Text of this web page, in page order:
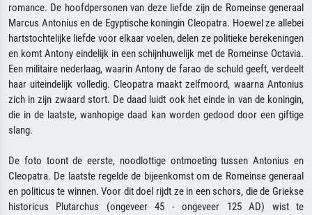
romance. De hoofdpersonen van deze liefde zijn de Romeinse generaal
Marcus Antonius en de Egyptische koningin Cleopatra. Hoewel ze allebei
hartstochtelijke liefde voor elkaar voelen, delen ze politieke berekeningen
en komt Antony eindelijk in een schijnhuwelijk met de Romeinse Octavia.
Een militaire nederlaag, waarin Antony de farao de schuld geeft, verdeelt
haar uiteindelijk volledig. Cleopatra maakt zelfmoord, waarna Antonius
zich in zijn zwaard stort. De daad luidt ook het einde in van de koningin,
die in de laatste, wanhopige daad kan worden gedood door een giftige
slang.
De foto toont de eerste, noodlottige ontmoeting tussen Antonius en
Cleopatra. De laatste regelde de bijeenkomst om de Romeinse generaal
en politicus te winnen. Voor dit doel rijdt ze in een schors, die de Griekse
historicus Plutarchus (ongeveer 45 - ongeveer 125 AD) wist te